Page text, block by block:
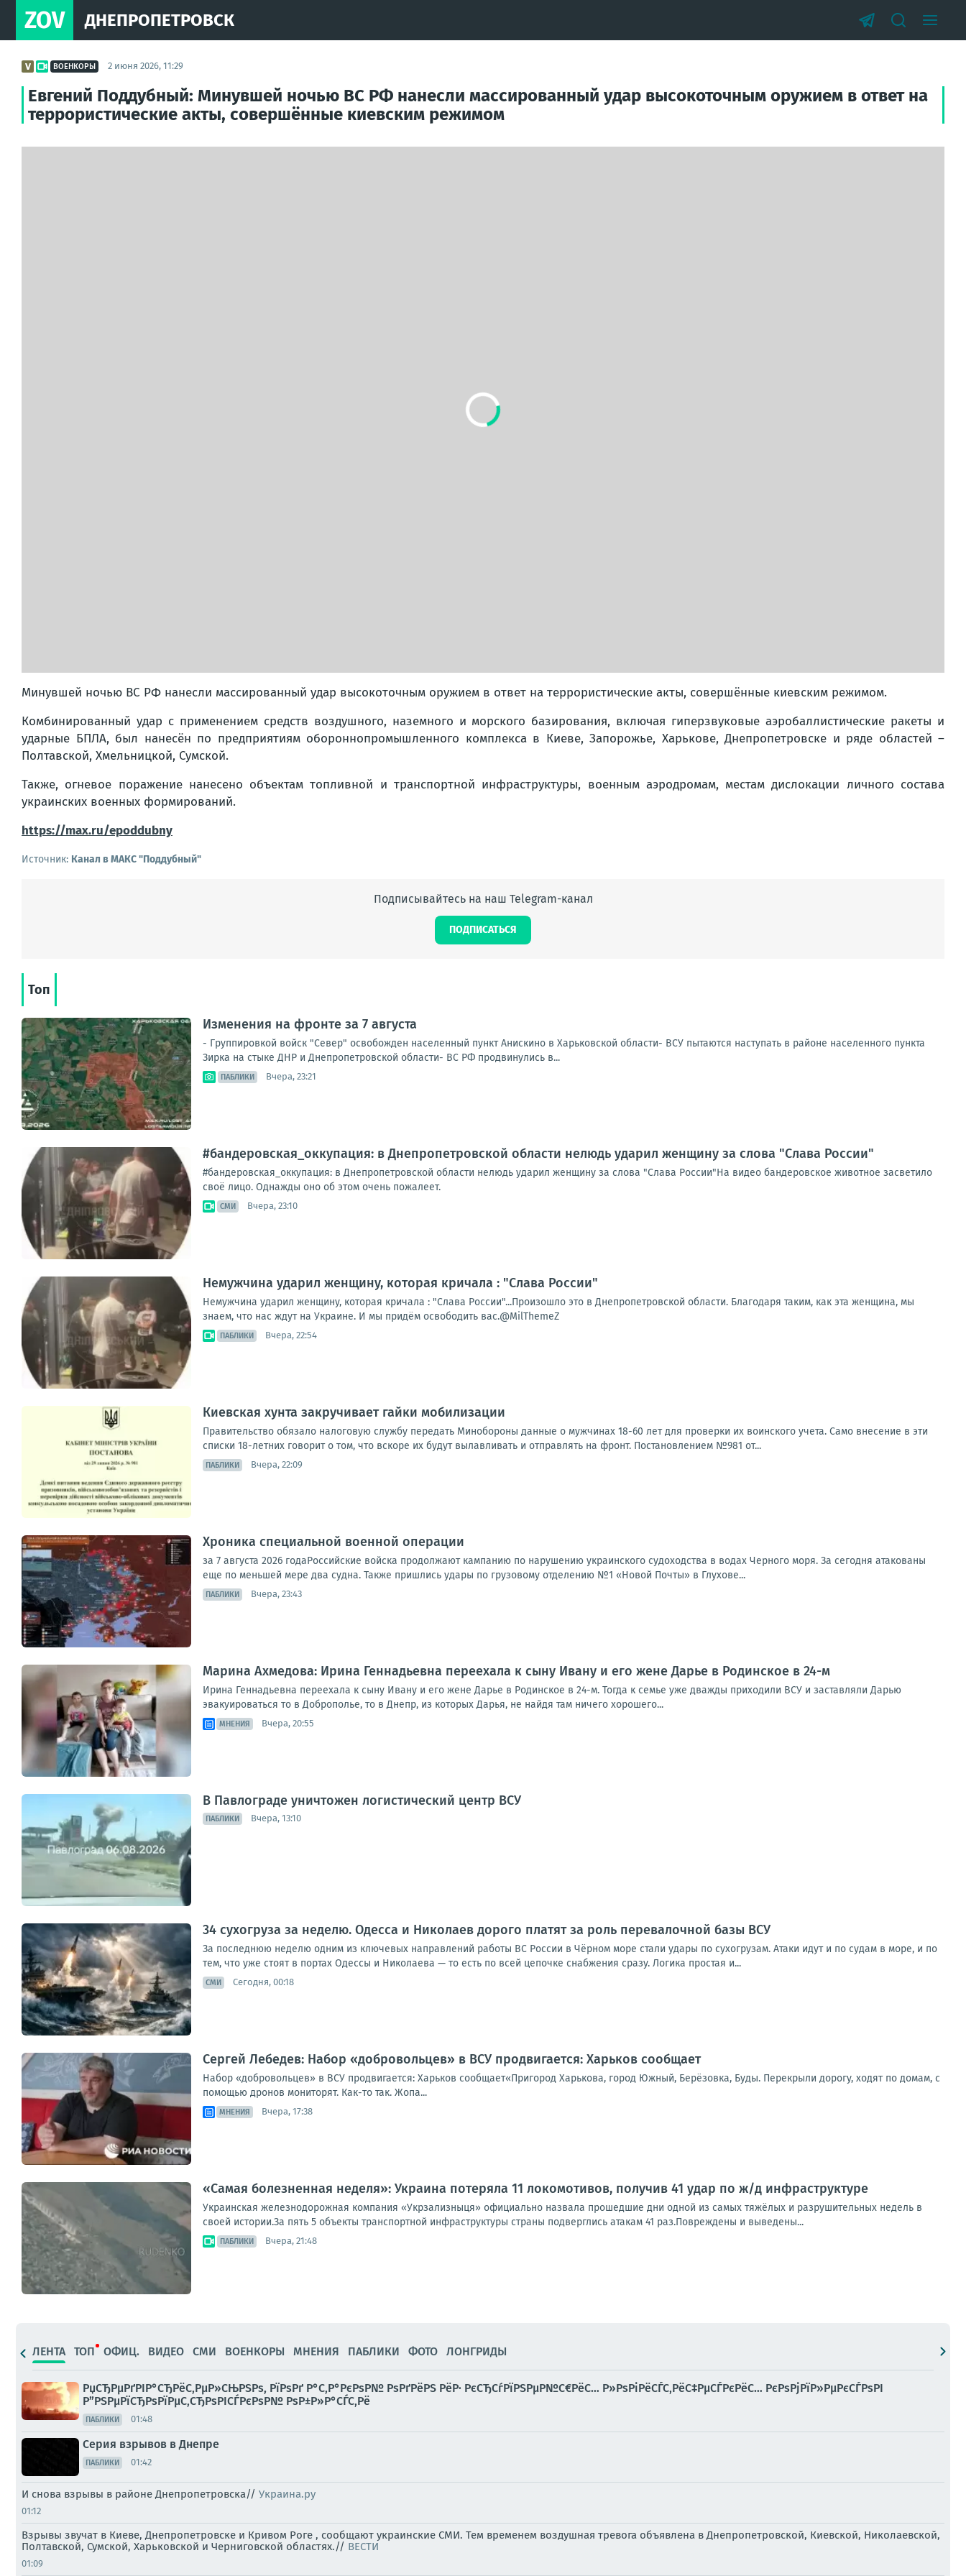
ZOV ДНЕПРОПЕТРОВСК
ВОЕНКОРЫ 2 июня 2026, 11:29
Евгений Поддубный: Минувшей ночью ВС РФ нанесли массированный удар высокоточным оружием в ответ на
террористические акты, совершённые киевским режимом
Минувшей ночью ВС РФ нанесли массированный удар высокоточным оружием в ответ на террористические акты, совершённые киевским режимом.
Комбинированный удар с применением средств воздушного, наземного и морского базирования, включая гиперзвуковые аэробаллистические ракеты и
ударные БПЛА, был нанесён по предприятиям обороннопромышленного комплекса в Киеве, Запорожье, Харькове, Днепропетровске и ряде областей –
Полтавской, Хмельницкой, Сумской.
Также, огневое поражение нанесено объектам топливной и транспортной инфраструктуры, военным аэродромам, местам дислокации личного состава
украинских военных формирований.
https://max.ru/epoddubny
Источник: Канал в МАКС "Поддубный"
Подписывайтесь на наш Telegram-канал
ПОДПИСАТЬСЯ
Топ
Изменения на фронте за 7 августа
- Группировкой войск "Север" освобожден населенный пункт Анискино в Харьковской области- ВСУ пытаются наступать в районе населенного пункта
Зирка на стыке ДНР и Днепропетровской области- ВС РФ продвинулись в...
ПАБЛИКИ Вчера, 23:21
#бандеровская_оккупация: в Днепропетровской области нелюдь ударил женщину за слова "Слава России"
#бандеровская_оккупация: в Днепропетровской области нелюдь ударил женщину за слова "Слава России"На видео бандеровское животное засветило
своё лицо. Однажды оно об этом очень пожалеет.
СМИ Вчера, 23:10
Немужчина ударил женщину, которая кричала : "Слава России"
Немужчина ударил женщину, которая кричала : "Слава России"...Произошло это в Днепропетровской области. Благодаря таким, как эта женщина, мы
знаем, что нас ждут на Украине. И мы придём освободить вас.@MilThemeZ
ПАБЛИКИ Вчера, 22:54
Киевская хунта закручивает гайки мобилизации
Правительство обязало налоговую службу передать Минобороны данные о мужчинах 18-60 лет для проверки их воинского учета. Само внесение в эти
списки 18-летних говорит о том, что вскоре их будут вылавливать и отправлять на фронт. Постановлением №981 от...
ПАБЛИКИ Вчера, 22:09
Хроника специальной военной операции
за 7 августа 2026 годаРоссийские войска продолжают кампанию по нарушению украинского судоходства в водах Черного моря. За сегодня атакованы
еще по меньшей мере два судна. Также пришлись удары по грузовому отделению №1 «Новой Почты» в Глухове...
ПАБЛИКИ Вчера, 23:43
Марина Ахмедова: Ирина Геннадьевна переехала к сыну Ивану и его жене Дарье в Родинское в 24-м
Ирина Геннадьевна переехала к сыну Ивану и его жене Дарье в Родинское в 24-м. Тогда к семье уже дважды приходили ВСУ и заставляли Дарью
эвакуироваться то в Доброполье, то в Днепр, из которых Дарья, не найдя там ничего хорошего...
МНЕНИЯ Вчера, 20:55
В Павлограде уничтожен логистический центр ВСУ
ПАБЛИКИ Вчера, 13:10
34 сухогруза за неделю. Одесса и Николаев дорого платят за роль перевалочной базы ВСУ
За последнюю неделю одним из ключевых направлений работы ВС России в Чёрном море стали удары по сухогрузам. Атаки идут и по судам в море, и по
тем, что уже стоят в портах Одессы и Николаева — то есть по всей цепочке снабжения сразу. Логика простая и...
СМИ Сегодня, 00:18
Сергей Лебедев: Набор «добровольцев» в ВСУ продвигается: Харьков сообщает
Набор «добровольцев» в ВСУ продвигается: Харьков сообщает«Пригород Харькова, город Южный, Берёзовка, Буды. Перекрыли дорогу, ходят по домам, с
помощью дронов мониторят. Как-то так. Жопа...
МНЕНИЯ Вчера, 17:38
«Самая болезненная неделя»: Украина потеряла 11 локомотивов, получив 41 удар по ж/д инфраструктуре
Украинская железнодорожная компания «Укрзализныця» официально назвала прошедшие дни одной из самых тяжёлых и разрушительных недель в
своей истории.За пять 5 объекты транспортной инфраструктуры страны подверглись атакам 41 раз.Повреждены и выведены...
ПАБЛИКИ Вчера, 21:48
ЛЕНТА ТОП ОФИЦ. ВИДЕО СМИ ВОЕНКОРЫ МНЕНИЯ ПАБЛИКИ ФОТО ЛОНГРИДЫ
РџСЂРµРґРІР°СЂРёС‚РµР»СЊРЅРѕ, РїРѕРґ Р°С‚Р°РєРѕР№ РѕРґРёРЅ РёР· РєСЂСѓРїРЅРµР№С€РёС… Р»РѕРіРёСЃС‚РёС‡РµСЃРєРёС… РєРѕРјРїР»РµРєСЃРѕРІ
Р”РЅРµРїСЂРѕРїРµС‚СЂРѕРІСЃРєРѕР№ РѕР±Р»Р°СЃС‚Рё
ПАБЛИКИ 01:48
Серия взрывов в Днепре
ПАБЛИКИ 01:42
И снова взрывы в районе Днепропетровска// Украина.ру
01:12
Взрывы звучат в Киеве, Днепропетровске и Кривом Роге , сообщают украинские СМИ. Тем временем воздушная тревога объявлена в Днепропетровской, Киевской, Николаевской,
Полтавской, Сумской, Харьковской и Черниговской областях.// ВЕСТИ
01:09